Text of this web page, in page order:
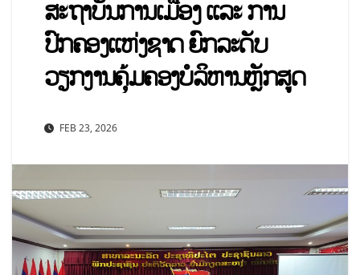
ສະຖາບັນການເມືອງ ແລະ ການ
ປົກຄອງແຫ່ງຊາດ ຍົກລະດັບ
ວຽກງານຄຸ້ມຄອງບໍລິຫານຫຼັກສູດ
FEB 23, 2026